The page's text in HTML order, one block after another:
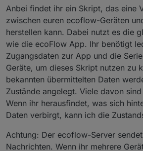
Anbei findet ihr ein Skript, das eine
zwischen euren ecoflow-Geräten
herstellen kann. Dabei nutzt es die
wie die ecoFlow App. Ihr benötigt
Zugangsdaten zur App und die
Geräte, um dieses Skript nutzen zu
bekannten übermittelten Daten
Zustände angelegt. Viele davon
Wenn ihr herausfindet, was sich
Daten verbirgt, kann ich die
Achtung: Der ecoflow-Server
Nachrichten. Wenn ihr mehrere